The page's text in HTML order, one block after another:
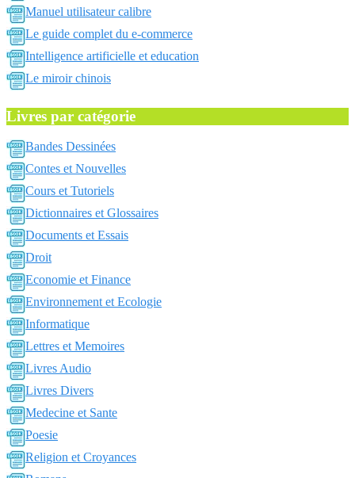
Manuel utilisateur calibre
Le guide complet du e-commerce
Intelligence artificielle et education
Le miroir chinois
Livres par catégorie
Bandes Dessinées
Contes et Nouvelles
Cours et Tutoriels
Dictionnaires et Glossaires
Documents et Essais
Droit
Economie et Finance
Environnement et Ecologie
Informatique
Lettres et Memoires
Livres Audio
Livres Divers
Medecine et Sante
Poesie
Religion et Croyances